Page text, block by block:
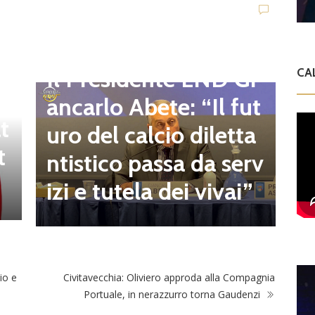
Il Presidente LND Gi
ancarlo Abete: “Il fut
uro del calcio diletta
ntistico passa da serv
izi e tutela dei vivai”
e
Civitavecchia: Oliviero approda alla Compagnia
Portuale, in nerazzurro torna Gaudenzi